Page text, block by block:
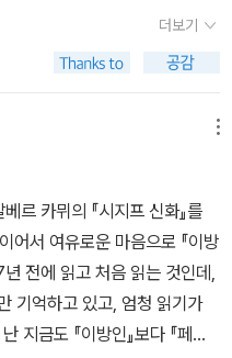
함께 모든 것이 시작되었던 것
는 한낮의 균형과, 내가 행복
시 네 방을 쏘았다. 총탄은 깊
치, 내가 불행의 문을 두드
이었다.88🌱그는 나를 이해하
는 내가 다른 사람들과 다
것을 그에게 강조해 말하
국 별로 소용이 없는 일이
.94🌱그는 여전히 좀 피곤
느냐고 물었다.나는 잠깐 생
토도로프 / 고봉만 / 문학과 지
리즘 (정철운 / 메디치미디
현 / 북하우스 / 204쪽) (20
쪽) (2017-55) 왜 세계의
미 / 갈라파고스 / 201쪽) (20
/ 정영목 / 143쪽) (2017-57)
천/효형출판 / 267쪽) (2017
이트) (김영하 / 문학동네 / 21
(롤프 귄터 레너 / 정재
겨울 나그네 (Die Winterr
추고, 전차들은 일정한 간격을
은 은팔찌 위에 불및을 던지
뜸해지고, 벌써 캄캄해진 밤이
거리는 어느 틈엔가 인기척
고양이가 천천히 가로질러
을 먹어야겠구나 하고 생각
있었기 때문에 목이 좀 아팠
올라와서, 요리를 해 가지고
한 대 피우려 했으나, 공기가
, 방 안으로 돌아오다가 거울
여 있는 테이블 한 끝이 비쳐
아닐까 한다. 그런데 이 부분
크다.나는 그의 사제복의 깃
솟구쳐 오르는 가운데 나는 그
는 어지간히도 자신만만한 태
죄다 여자의 머리카락 한 올
으니, 살아 있다는 것에 대한
뿐인 것 같겠지. 그러나 내겐
있어. 신부 이상의 확신이 있
대한 확신이 있어. 그래, 내겐
진리를 굳세게 붙들고 있어. 그
나. (2015, 174쪽)나는 그의
더보기
르 카뮈의 『시지프 신화』를
어서 여유로운 마음으로 『이방
전에 읽고 처음 읽는 것인데,
기억하고 있고, 엄청 읽기가
금도 『이방인』보다 『페스